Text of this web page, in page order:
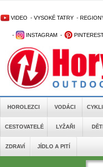
VIDEO - VYSOKÉ TATRY -
- INSTAGRAM -
HOROLEZCI VODÁCI
CESTOVATELÉ LYŽAŘI
ZDRAVÍ JÍDLO A PITÍ